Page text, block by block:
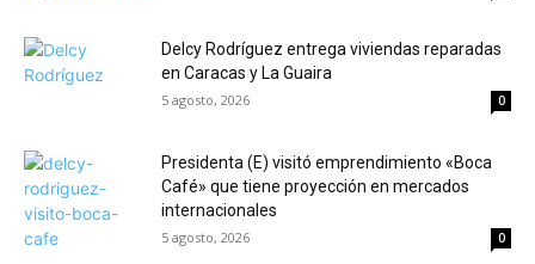
Delcy Rodríguez entrega viviendas reparadas
en Caracas y La Guaira
5 agosto, 2026 0
Presidenta (E) visitó emprendimiento «Boca
Café» que tiene proyección en mercados
internacionales
5 agosto, 2026 0